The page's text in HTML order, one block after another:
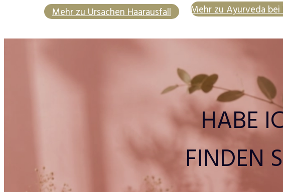
Mehr zu Ursachen Haarausfall Mehr zu Ayurveda bei
HABE
FINDEN